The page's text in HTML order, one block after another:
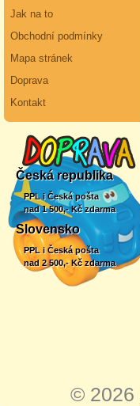
Jak na to
Obchodní podmínky
Mapa stránek
Doprava
Kontakt
Česká republika
PPL i Česká pošta
nad 1 500,- Kč zdarma
Slovensko
PPL i Česká pošta
nad 2 500,- Kč zdarma
© 2026